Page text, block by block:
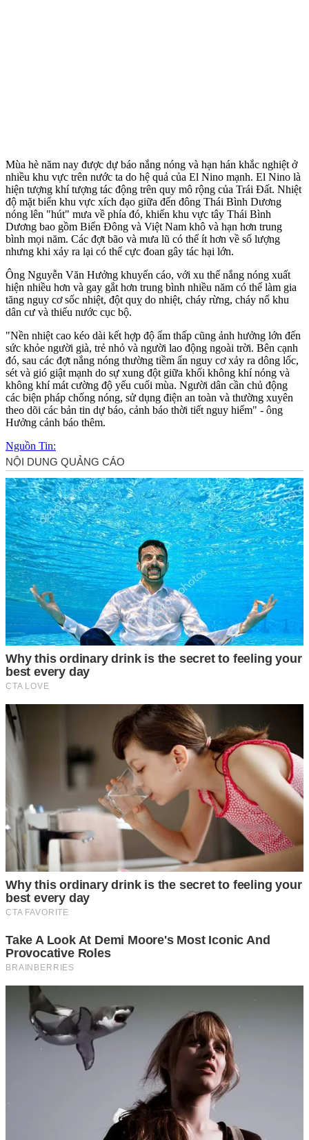
Mùa hè năm nay được dự báo nắng nóng và hạn hán khắc nghiệt ở
nhiều khu vực trên nước ta do hệ quả của El Nino mạnh. El Nino là
hiện tượng khí tượng tác động trên quy mô rộng của Trái Đất. Nhiệt
độ mặt biển khu vực xích đạo giữa đến đông Thái Bình Dương
nóng lên "hút" mưa về phía đó, khiến khu vực tây Thái Bình
Dương bao gồm Biển Đông và Việt Nam khô và hạn hơn trung
bình mọi năm. Các đợt bão và mưa lũ có thể ít hơn về số lượng
nhưng khi xảy ra lại có thể cực đoan gây tác hại lớn.
Ông Nguyễn Văn Hưởng khuyến cáo, với xu thế nắng nóng xuất
hiện nhiều hơn và gay gắt hơn trung bình nhiều năm có thể làm gia
tăng nguy cơ sốc nhiệt, đột quỵ do nhiệt, cháy rừng, cháy nổ khu
dân cư và thiếu nước cục bộ.
"Nền nhiệt cao kéo dài kết hợp độ ẩm thấp cũng ảnh hưởng lớn đến
sức khỏe người già, trẻ nhỏ và người lao động ngoài trời. Bên cạnh
đó, sau các đợt nắng nóng thường tiềm ẩn nguy cơ xảy ra dông lốc,
sét và gió giật mạnh do sự xung đột giữa khối không khí nóng và
không khí mát cường độ yếu cuối mùa. Người dân cần chủ động
các biện pháp chống nóng, sử dụng điện an toàn và thường xuyên
theo dõi các bản tin dự báo, cảnh báo thời tiết nguy hiểm" - ông
Hưởng cảnh báo thêm.
Nguồn Tin: